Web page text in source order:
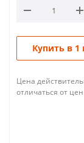
Купить в 1
Цена
отличаться от